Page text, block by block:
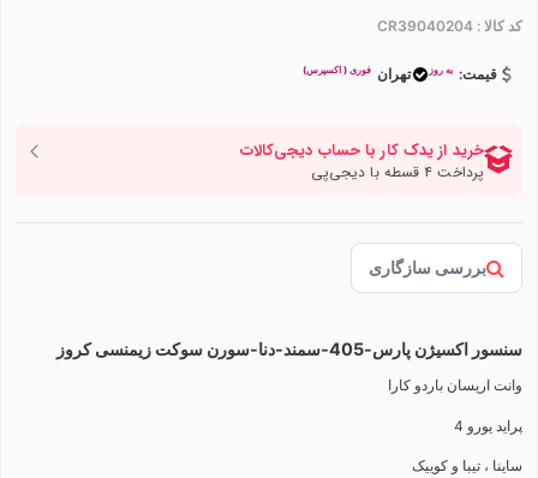
کد کالا : CR39040204
قیمت: به روز تهران فوری ( اکسپرس)
بررسی سازگاری
سنسور اکسیژن پارس-405-سمند-دنا-سورن سوکت زیمنسی کروز
وانت اریسان باردو کارا
پراید یورو 4
ساینا ، تیبا و کوییک